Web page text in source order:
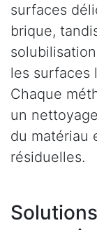
surfaces
brique,
les surfaces
Chaque
un
du matériau
résiduelles.